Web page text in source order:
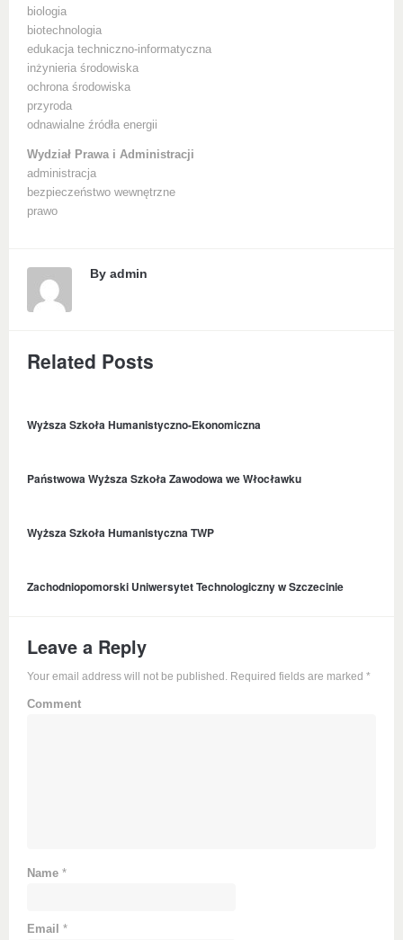
biologia
biotechnologia
edukacja techniczno-informatyczna
inżynieria środowiska
ochrona środowiska
przyroda
odnawialne źródła energii
Wydział Prawa i Administracji
administracja
bezpieczeństwo wewnętrzne
prawo
By admin
Related Posts
Wyższa Szkoła Humanistyczno-Ekonomiczna
Państwowa Wyższa Szkoła Zawodowa we Włocławku
Wyższa Szkoła Humanistyczna TWP
Zachodniopomorski Uniwersytet Technologiczny w Szczecinie
Leave a Reply
Your email address will not be published. Required fields are marked *
Comment
Name *
Email *